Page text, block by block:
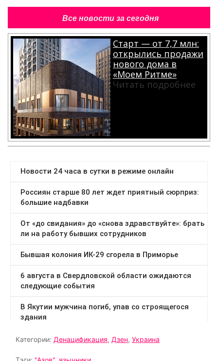
Все новости за сегодня
Старт — от 7,7 млн:
открылись продажи
нового дома в
«Моем Ритме»
Читать подробнее
Категории: Денацификация, Дзен, Украина